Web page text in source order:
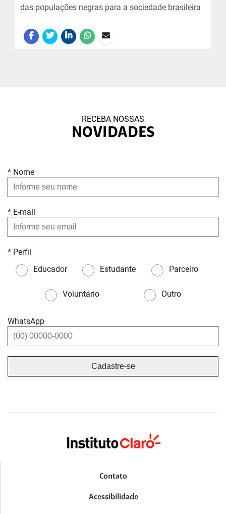
das populações negras para a sociedade brasileira
RECEBA NOSSAS
NOVIDADES
* Nome
* E-mail
* Perfil
Educador
Estudante Parceiro
Voluntário Outro
WhatsApp
Contato
Acessibilidade